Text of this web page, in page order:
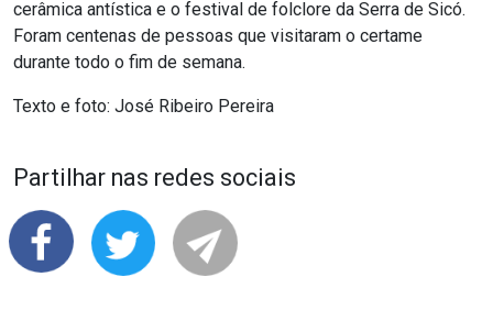
cerâmica antística e o festival de folclore da Serra de Sicó.
Foram centenas de pessoas que visitaram o certame
durante todo o fim de semana.
Texto e foto: José Ribeiro Pereira
Partilhar nas redes sociais